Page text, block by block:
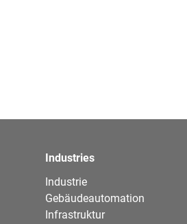
Industries
Industrie
Gebäudeautomation
Infrastruktur